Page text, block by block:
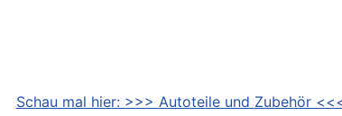
Schau mal hier: >>> Autoteile und Zubehör